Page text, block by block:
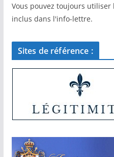
Vous pouvez toujours
inclus dans l'info-lettre.
Sites de référence :